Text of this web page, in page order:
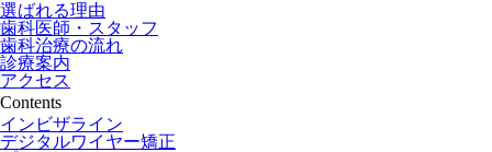
選ばれる理由
歯科医師・スタッフ
歯科治療の流れ
診療案内
アクセス
Contents
インビザライン
デジタルワイヤー矯正